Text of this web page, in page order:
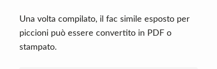
Una volta compilato, il fac simile esposto per
piccioni può essere convertito in PDF o
stampato.